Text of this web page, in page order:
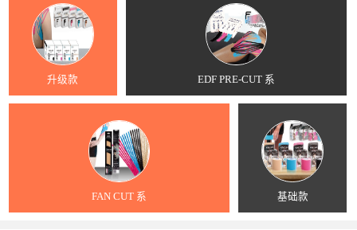
升级款 EDF PRE-CUT 系
FAN CUT 系 基础款